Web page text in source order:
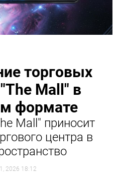
торговых
Mall" в
формате
Mall" приносит
центра в
2026 18:12